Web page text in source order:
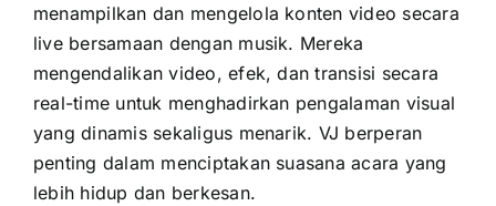
menampilkan dan mengelola konten video secara
live bersamaan dengan musik. Mereka
mengendalikan video, efek, dan transisi secara
real-time untuk menghadirkan pengalaman visual
yang dinamis sekaligus menarik. VJ berperan
penting dalam menciptakan suasana acara yang
lebih hidup dan berkesan.